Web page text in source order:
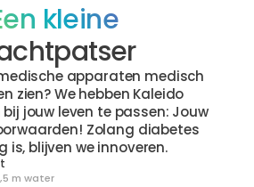
kleine
apparaten medisch
zien? We hebben Kaleido
jouw leven te passen: Jouw
Zolang diabetes
is, blijven we innoveren.
m water